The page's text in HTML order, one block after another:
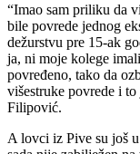
“Imao sam priliku da
bile povrede jednog
dežurstvu pre 15-ak
ja, ni moje kolege
povređeno, tako da
višestruke povrede i
Filipović.
A lovci iz Pive su još